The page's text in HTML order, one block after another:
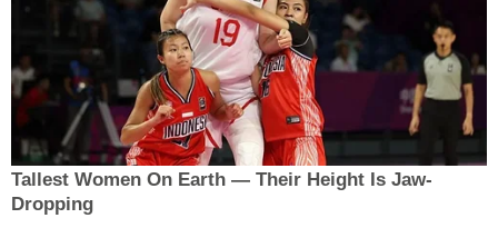
Tallest Women On Earth — Their Height Is Jaw-
Dropping